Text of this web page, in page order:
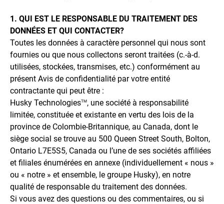
1. QUI EST LE RESPONSABLE DU TRAITEMENT DES
DONNÉES ET QUI CONTACTER?
Toutes les données à caractère personnel qui nous sont
fournies ou que nous collectons seront traitées (c.-à-d.
utilisées, stockées, transmises, etc.) conformément au
présent Avis de confidentialité par votre entité
contractante qui peut être :
Husky TechnologiesTM, une société à responsabilité
limitée, constituée et existante en vertu des lois de la
province de Colombie-Britannique, au Canada, dont le
siège social se trouve au 500 Queen Street South, Bolton,
Ontario L7E5S5, Canada ou l’une de ses sociétés affiliées
et filiales énumérées en annexe (individuellement « nous »
ou « notre » et ensemble, le groupe Husky), en notre
qualité de responsable du traitement des données.
Si vous avez des questions ou des commentaires, ou si